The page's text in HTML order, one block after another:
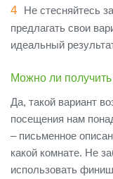
Не стесняйтесь
предлагать свои
идеальный
Можно ли
Да, такой вариант
посещения нам
– письменное
какой комнате. Не
использовать